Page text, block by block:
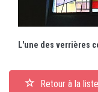
Retour à la